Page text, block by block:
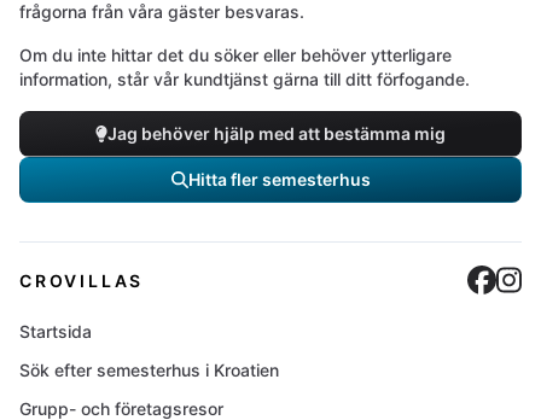
frågorna från våra gäster besvaras.
Om du inte hittar det du söker eller behöver ytterligare
information, står vår kundtjänst gärna till ditt förfogande.
Jag behöver hjälp med att bestämma mig
Hitta fler semesterhus
CROVILLAS
Startsida
Sök efter semesterhus i Kroatien
Grupp- och företagsresor